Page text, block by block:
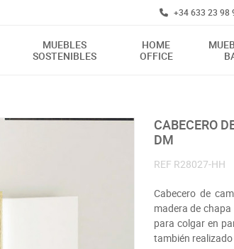
+34 633 23 98
MUEBLES
SOSTENIBLES
HOME
OFFICE
CABECERO DE CAMA CON PANEL CENTRAL CALADO MADERA FRESNO -
DM
REF R28027-HH
Cabecero de
madera de
para colgar en
también